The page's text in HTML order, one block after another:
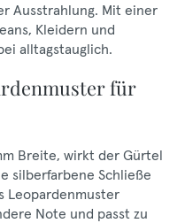
Ausstrahlung. Mit einer
Kleidern und
alltagstauglich.
für
Breite, wirkt der Gürtel
silberfarbene Schließe
Leopardenmuster
Note und passt zu